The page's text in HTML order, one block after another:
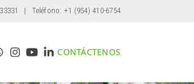
| Teléfono: +1 (954) 410-6754
Instagram
YouTubeLinkedIn
CONTÁCTENOS